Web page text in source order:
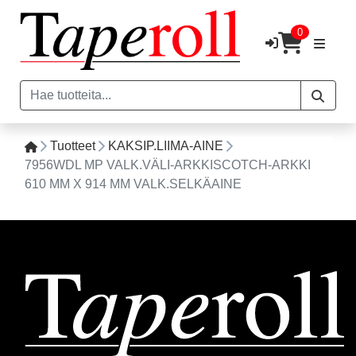
0
Tuotteet
KAKSIP.LIIMA-AINE
7956WDL MP VALK.VÄLI-ARKKISCOTCH-ARKKI
610 MM X 914 MM VALK.SELKÄAINE